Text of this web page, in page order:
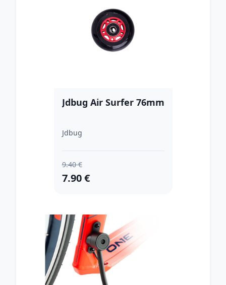
Jdbug Air Surfer 76mm
Jdbug
9.40 €
7.90 €